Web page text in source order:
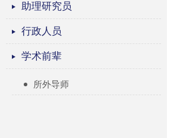
助理研究员
行政人员
学术前辈
所外导师